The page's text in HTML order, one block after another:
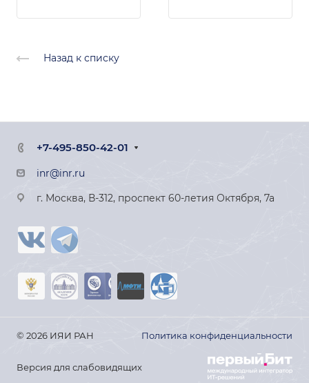
Назад к списку
+7-495-850-42-01
inr@inr.ru
г. Москва, В-312, проспект 60-летия Октября, 7а
© 2026 ИЯИ РАН Политика конфиденциальности
Версия для слабовидящих